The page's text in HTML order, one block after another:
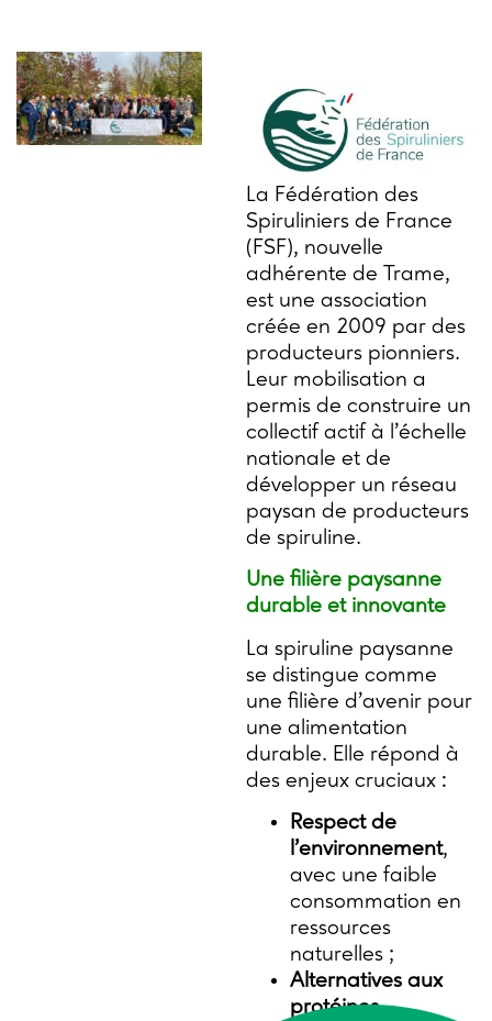
La Fédération des
Spiruliniers de France
(FSF), nouvelle
adhérente de Trame,
est une association
créée en 2009 par des
producteurs pionniers.
Leur mobilisation a
permis de construire un
collectif actif à l’échelle
nationale et de
développer un réseau
paysan de producteurs
de spiruline.
Une filière paysanne
durable et innovante
La spiruline paysanne
se distingue comme
une filière d’avenir pour
une alimentation
durable. Elle répond à
des enjeux cruciaux :
Respect de
l’environnement,
avec une faible
consommation en
ressources
naturelles ;
Alternatives aux
protéines